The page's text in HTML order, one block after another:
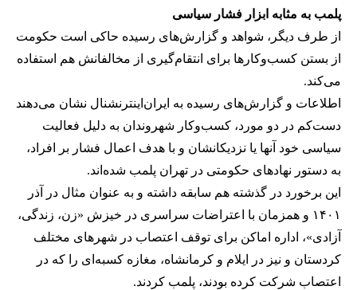
پلمب به مثابه ابزار فشار سیاسی
از طرف دیگر، شواهد و گزارش‌های رسیده حاکی است حکومت
از بستن کسب‌وکارها برای انتقام‌گیری از مخالفانش هم استفاده
می‌کند.
اطلاعات و گزارش‌های رسیده به ایران‌اینترنشنال نشان می‌دهند
دست‌کم در دو مورد، کسب‌وکار شهروندان به دلیل فعالیت
سیاسی خود آنها یا نزدیکانشان و با هدف اعمال فشار بر افراد،
به دستور نهادهای حکومتی در تهران پلمب شده‌اند.
این برخورد در گذشته هم سابقه داشته و به عنوان مثال در آذر
۱۴۰۱ و همزمان با اعتراضات سراسری در خیزش «زن، زندگی،
آزادی»، اداره اماکن برای توقف اعتصاب در شهرهای مختلف
کردستان و نیز در ایلام و کرمانشاه، مغازه کسبه‌ای را که در
اعتصاب شرکت کرده بودند، پلمب کردند.